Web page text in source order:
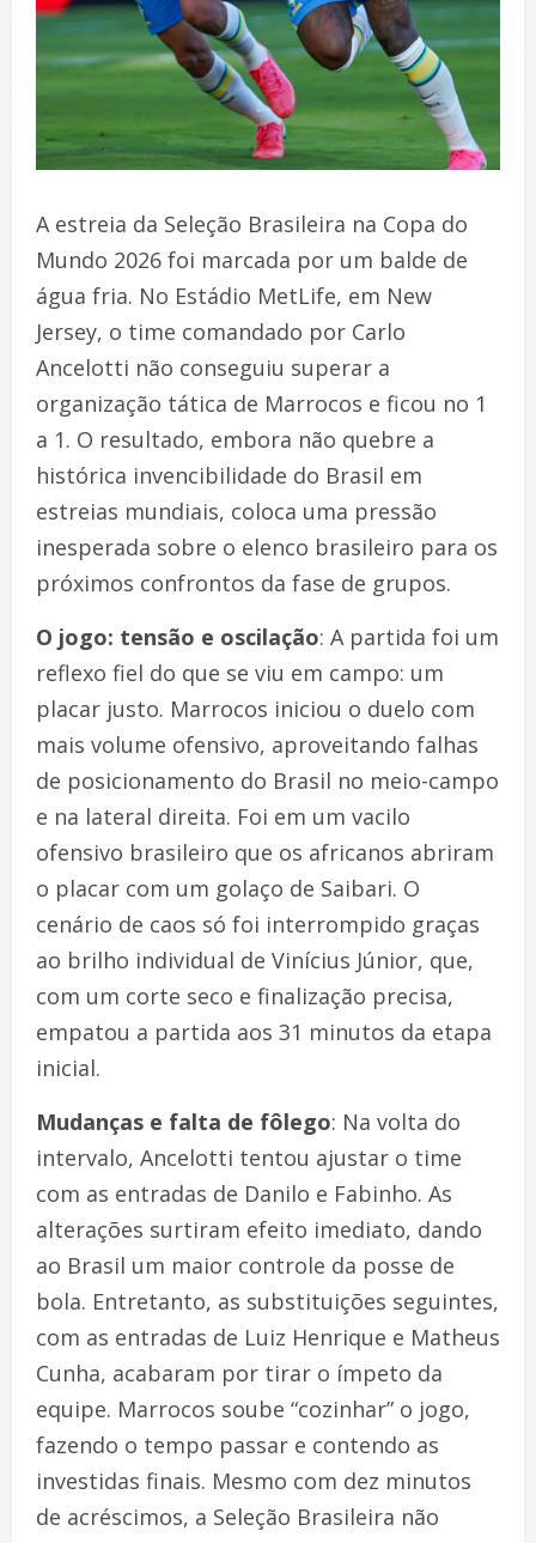
A estreia da Seleção Brasileira na Copa do
Mundo 2026 foi marcada por um balde de
água fria. No Estádio MetLife, em New
Jersey, o time comandado por Carlo
Ancelotti não conseguiu superar a
organização tática de Marrocos e ficou no 1
a 1. O resultado, embora não quebre a
histórica invencibilidade do Brasil em
estreias mundiais, coloca uma pressão
inesperada sobre o elenco brasileiro para os
próximos confrontos da fase de grupos.
O jogo: tensão e oscilação: A partida foi um
reflexo fiel do que se viu em campo: um
placar justo. Marrocos iniciou o duelo com
mais volume ofensivo, aproveitando falhas
de posicionamento do Brasil no meio-campo
e na lateral direita. Foi em um vacilo
ofensivo brasileiro que os africanos abriram
o placar com um golaço de Saibari. O
cenário de caos só foi interrompido graças
ao brilho individual de Vinícius Júnior, que,
com um corte seco e finalização precisa,
empatou a partida aos 31 minutos da etapa
inicial.
Mudanças e falta de fôlego: Na volta do
intervalo, Ancelotti tentou ajustar o time
com as entradas de Danilo e Fabinho. As
alterações surtiram efeito imediato, dando
ao Brasil um maior controle da posse de
bola. Entretanto, as substituições seguintes,
com as entradas de Luiz Henrique e Matheus
Cunha, acabaram por tirar o ímpeto da
equipe. Marrocos soube “cozinhar” o jogo,
fazendo o tempo passar e contendo as
investidas finais. Mesmo com dez minutos
de acréscimos, a Seleção Brasileira não